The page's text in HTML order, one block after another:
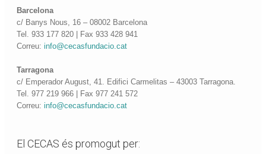
Barcelona
c/ Banys Nous, 16 – 08002 Barcelona
Tel. 933 177 820 | Fax 933 428 941
Correu:info@cecasfundacio.cat
Tarragona
c/ Emperador August, 41. Edifici Carmelitas – 43003 Tarragona.
Tel. 977 219 966 | Fax 977 241 572
Correu:info@cecasfundacio.cat
El CECAS és promogut per: